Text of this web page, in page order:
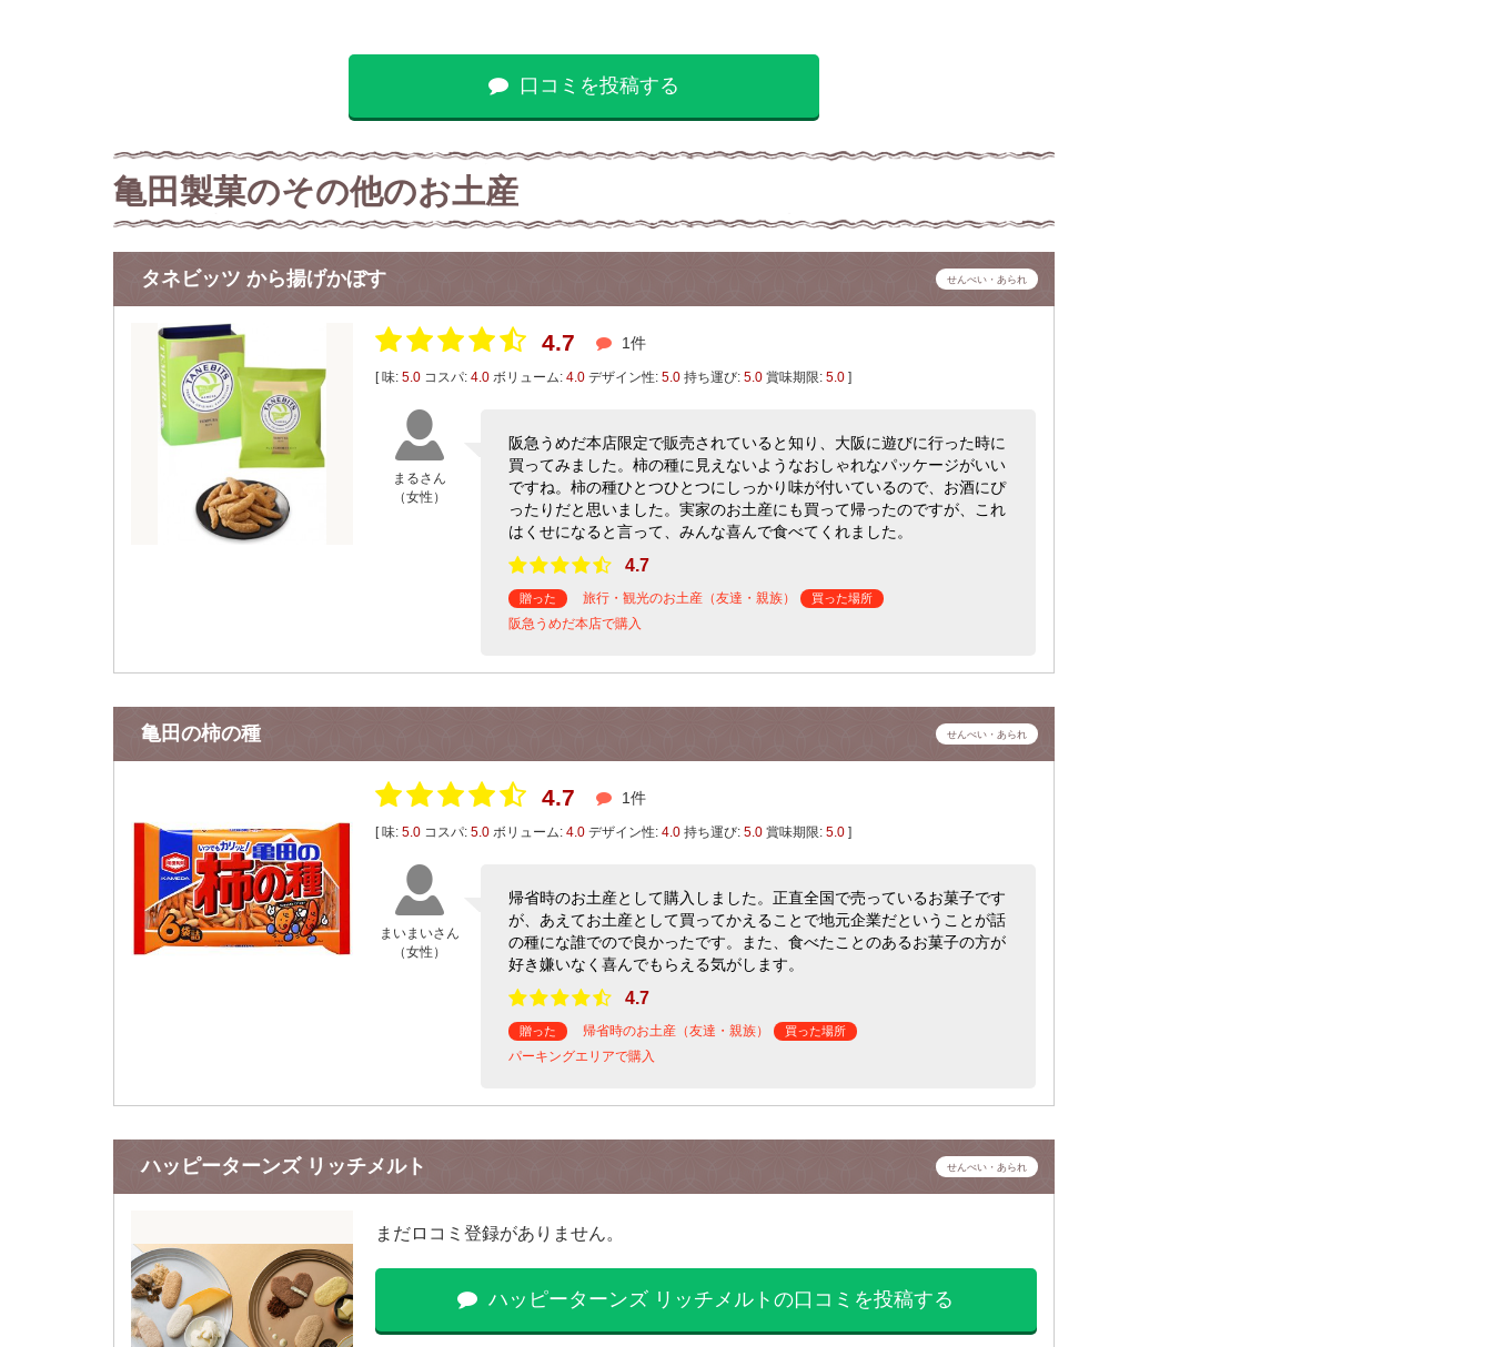
口コミを投稿する
亀田製菓のその他のお土産
タネビッツ から揚げかぼす せんべい・あられ
4.7 1件
[ 味: 5.0 コスパ: 4.0 ボリューム: 4.0 デザイン性: 5.0 持ち運び: 5.0 賞味期限: 5.0 ]
まるさん
（女性）
阪急うめだ本店限定で販売されていると知り、大阪に遊びに行った時に
買ってみました。柿の種に見えないようなおしゃれなパッケージがいい
ですね。柿の種ひとつひとつにしっかり味が付いているので、お酒にぴ
ったりだと思いました。実家のお土産にも買って帰ったのですが、これ
はくせになると言って、みんな喜んで食べてくれました。
4.7
贈った 旅行・観光のお土産（友達・親族） 買った場所
阪急うめだ本店で購入
亀田の柿の種 せんべい・あられ
4.7 1件
[ 味: 5.0 コスパ: 5.0 ボリューム: 4.0 デザイン性: 4.0 持ち運び: 5.0 賞味期限: 5.0 ]
まいまいさん
（女性）
帰省時のお土産として購入しました。正直全国で売っているお菓子です
が、あえてお土産として買ってかえることで地元企業だということが話
の種にな誰でので良かったです。また、食べたことのあるお菓子の方が
好き嫌いなく喜んでもらえる気がします。
4.7
贈った 帰省時のお土産（友達・親族） 買った場所
パーキングエリアで購入
ハッピーターンズ リッチメルト せんべい・あられ
まだロコミ登録がありません。
ハッピーターンズ リッチメルトの口コミを投稿する